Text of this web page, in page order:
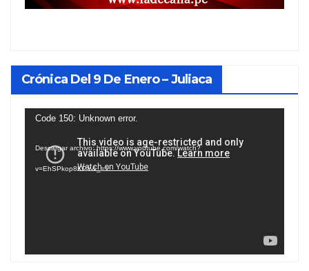
Crónica Del 9 De Enero – Juliaca
Reproductor
vídeo
Code 150: Unknown error.
Descargar archivo: https://www.youtube.com/watch?
v=EhSPkop8KPY&_=1